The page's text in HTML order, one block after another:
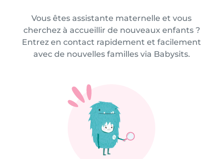
Vous êtes assistante maternelle et vous
cherchez à accueillir de nouveaux enfants ?
Entrez en contact rapidement et facilement
avec de nouvelles familles via Babysits.